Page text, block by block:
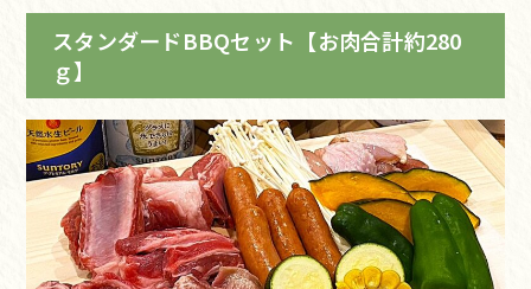
スタンダードBBQセット【お肉合計約280
ｇ】